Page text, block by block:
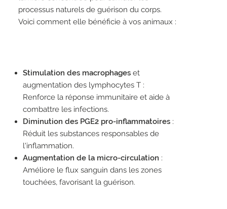
processus naturels de guérison du corps.
Voici comment elle bénéficie à vos animaux :
Stimulation des macrophageset
augmentation des lymphocytes T :
Renforce la réponse immunitaire et aide à
combattre les infections.
Diminution des PGE2 pro-inflammatoires:
Réduit les substances responsables de
l'inflammation.
Augmentation de la micro-circulation :
Améliore le flux sanguin dans les zones
touchées, favorisant la guérison.